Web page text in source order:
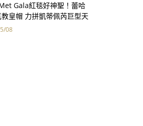
Gala紅毯好神聖！蕾哈
皇帽 力拼凱蒂佩芮巨型天
08